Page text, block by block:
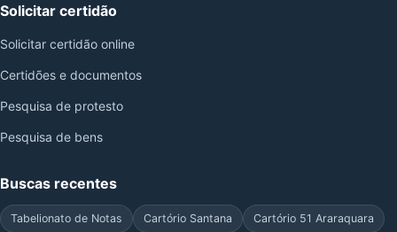
Solicitar certidão
Solicitar certidão online
Certidões e documentos
Pesquisa de protesto
Pesquisa de bens
Buscas recentes
Tabelionato de Notas Cartório Santana Cartório 51 Araraquara